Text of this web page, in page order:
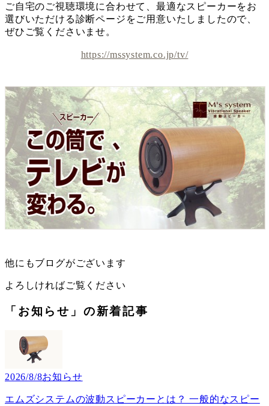
ご自宅のご視聴環境に合わせて、最適なスピーカーをお
選びいただける診断ページをご用意いたしましたので、
ぜひご覧くださいませ。
https://mssystem.co.jp/tv/
他にもブログがございます
よろしければご覧ください
「お知らせ」の新着記事
2026/8/8お知らせ
エムズシステムの波動スピーカーとは？ 一般的なスピー